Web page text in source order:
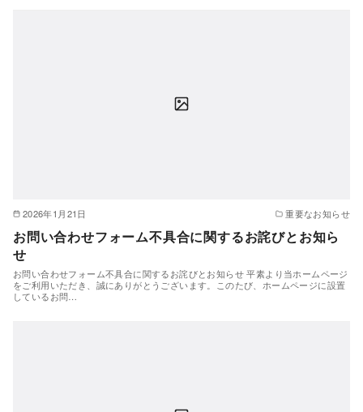
2026年1月21日 重要なお知らせ
お問い合わせフォーム不具合に関するお詫びとお知ら
せ
お問い合わせフォーム不具合に関するお詫びとお知らせ 平素より当ホームページ
をご利用いただき、誠にありがとうございます。このたび、ホームページに設置
しているお問…